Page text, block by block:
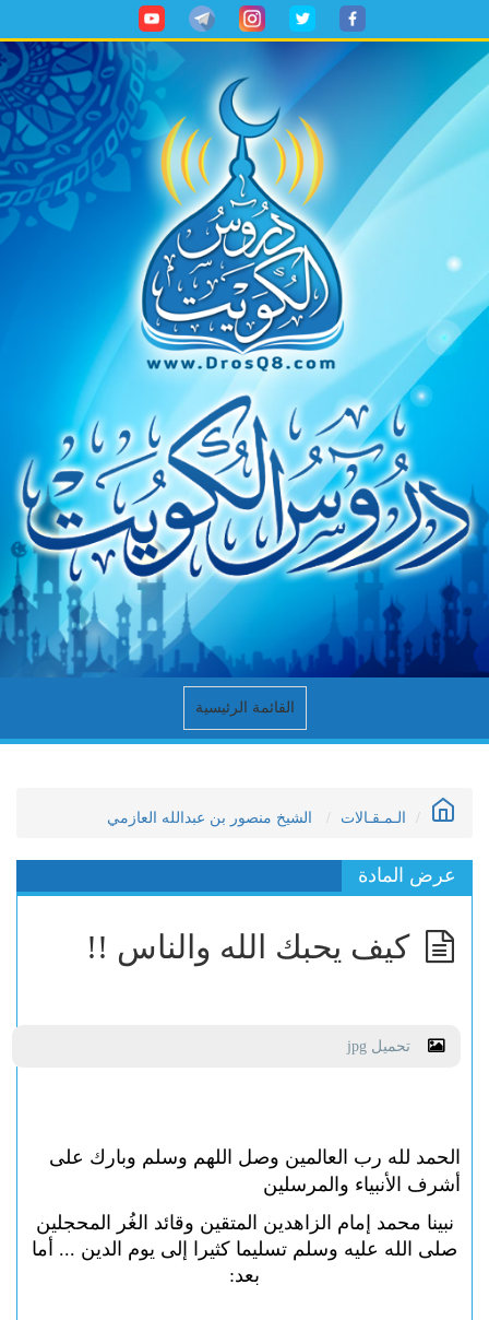
القائمة الرئيسية
الـمـقـالات الشيخ منصور بن عبدالله العازمي
عرض المادة
كيف يحبك الله والناس !!
تحميل jpg
الحمد لله رب العالمين وصل اللهم وسلم وبارك على
أشرف الأنبياء والمرسلين
نبينا محمد إمام الزاهدين المتقين وقائد الغُر المحجلين
صلى الله عليه وسلم تسليما كثيرا إلى يوم الدين ... أما
بعد: